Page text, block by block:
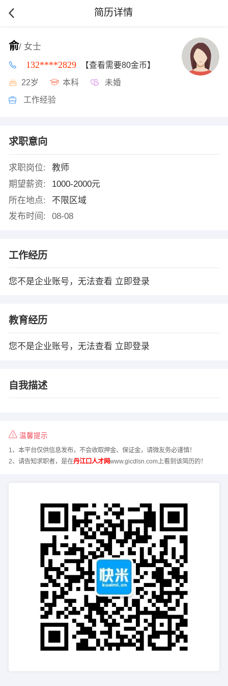
简历详情
俞/ 女士
132****2829 【查看需要80金币】
22岁 本科 未婚
工作经验
求职意向
求职岗位:
教师
期望薪资:
1000-2000元
所在地点:
不限区域
发布时间:
08-08
工作经历
您不是企业账号，无法查看 立即登录
教育经历
您不是企业账号，无法查看 立即登录
自我描述
温馨提示
1、本平台仅供信息发布，不会收取押金、保证金，请微友务必谨慎！
2、请告知求职者，是在丹江口人才网www.gicdlsn.com上看到该简历的！